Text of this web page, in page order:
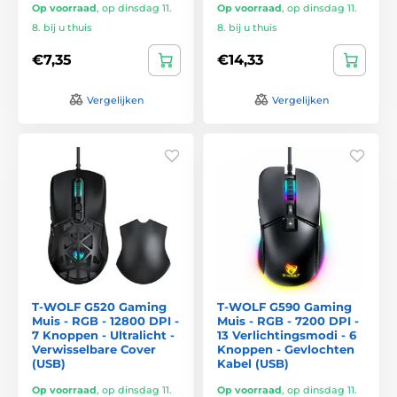
Op voorraad, op dinsdag 11.
8. bij u thuis
€7,35
Vergelijken
Op voorraad, op dinsdag 11.
8. bij u thuis
€14,33
Vergelijken
T-WOLF G520 Gaming
Muis - RGB - 12800 DPI -
7 Knoppen - Ultralicht -
Verwisselbare Cover
(USB)
Op voorraad, op dinsdag 11.
T-WOLF G590 Gaming
Muis - RGB - 7200 DPI -
13 Verlichtingsmodi - 6
Knoppen - Gevlochten
Kabel (USB)
Op voorraad, op dinsdag 11.